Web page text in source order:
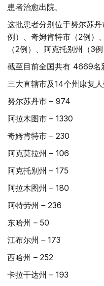
患者治愈出院。
这批患者分别位于努尔苏
例）、奇姆肯特市（2例）
（2例）、阿克托别州（3例
截至目前全国共有 4669名
三大直辖市及14个州康复人
努尔苏丹市 – 974
阿拉木图市 – 1330
奇姆肯特市 – 230
阿克莫拉州 – 106
阿克托别州 – 175
阿拉木图州 – 180
阿特劳州 – 236
东哈州 – 50
江布尔州 – 173
西哈州 – 252
卡拉干达州 – 193